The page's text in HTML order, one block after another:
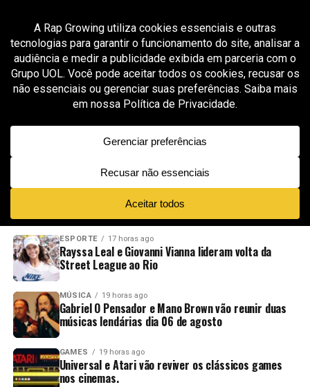
All posts tagged "produção trap"
GROOVER X RAP GROWING 8 meses ago
EVHNDRX mostra técnica e versatilidade de
flow na faixa “LOVE IT”
NOVIDADES EM ALTA VÍDEOS
ESPORTE 17 horas ago
Rayssa Leal e Giovanni Vianna lideram volta da
Street League ao Rio
MÚSICA 19 horas ago
Gabriel O Pensador e Mano Brown vão reunir duas
músicas lendárias dia 06 de agosto
GAMES 19 horas ago
Universal e Atari vão reviver os clássicos games
nos cinemas.